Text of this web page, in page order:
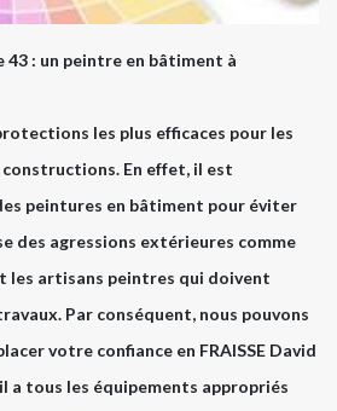
43 : un peintre en bâtiment à
les plus efficaces pour les
En effet, il est
peintures en bâtiment pour éviter
des agressions extérieures comme
les artisans peintres qui doivent
Par conséquent, nous pouvons
votre confiance en FRAISSE David
a tous les équipements appropriés